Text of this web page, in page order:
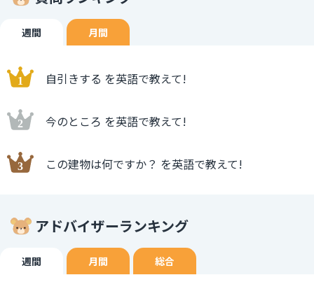
週間 月間
自引きする を英語で教えて!
今のところ を英語で教えて!
この建物は何ですか？ を英語で教えて!
アドバイザーランキング
週間 月間 総合